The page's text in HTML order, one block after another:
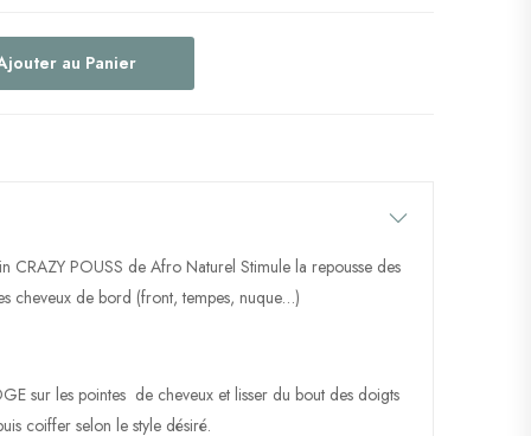
au Panier
CRAZY POUSS de Afro Naturel Stimule la repousse des
cheveux de bord (front, tempes, nuque…)
sur les pointes de cheveux et lisser du bout des doigts
coiffer selon le style désiré.